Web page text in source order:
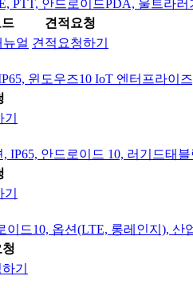
견적요청
뉴얼 견적요청하기
기